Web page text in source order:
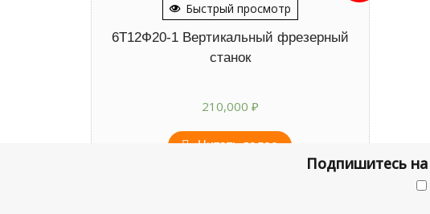
Подпишитесь на
Быстрый просмотр
6Т12Ф20-1 Вертикальный фрезерный
станок
210,000 ₽
Читать далее